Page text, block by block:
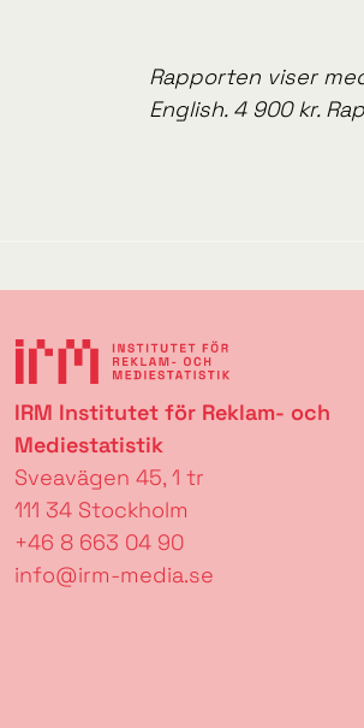
Rapporten viser
English. 4 900 kr.
IRM Institutet för Reklam- och
Mediestatistik
Sveavägen 45, 1 tr
111 34 Stockholm
+46 8 663 04 90
info@irm-media.se